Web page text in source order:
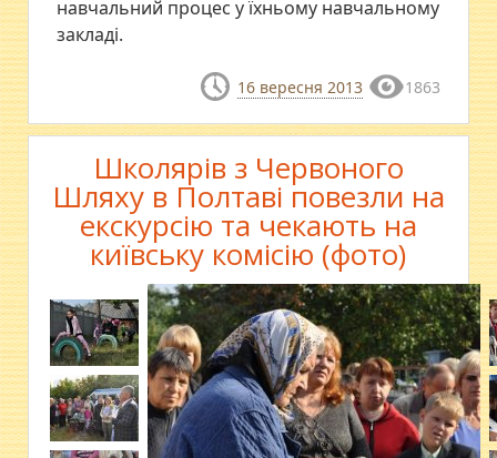
навчальний процес у їхньому навчальному
закладі.
16 вересня 2013 1863
Школярів з Червоного
Шляху в Полтаві повезли на
екскурсію та чекають на
київську комісію (фото)